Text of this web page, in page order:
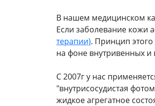
В нашем медицинском
Если заболевание кожи
терапии). Принцип
на фоне внутривенных
С 2007г у нас
"внутрисосудистая
жидкое агрегатное